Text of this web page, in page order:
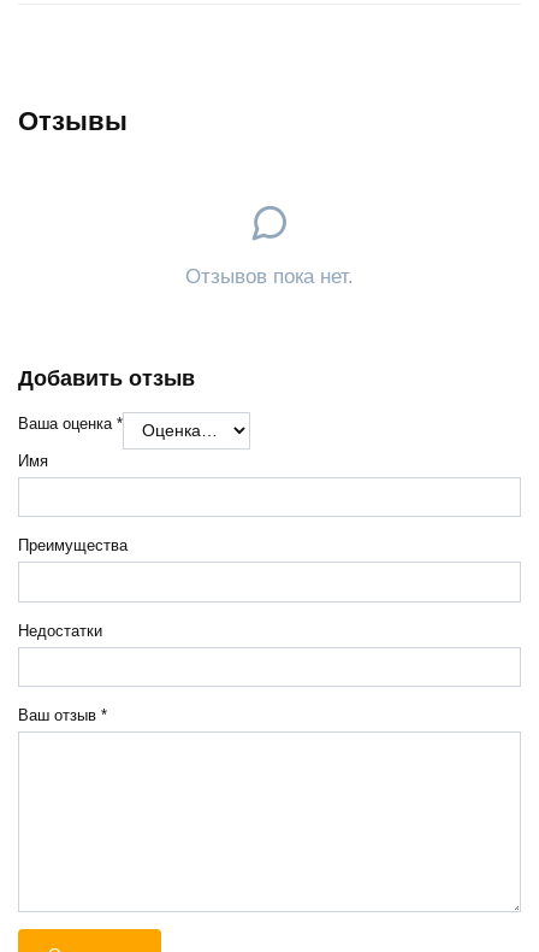
Отзывы
Отзывов пока нет.
Добавить отзыв
Ваша оценка *
Ваш отзыв *
Имя
Преимущества
Недостатки